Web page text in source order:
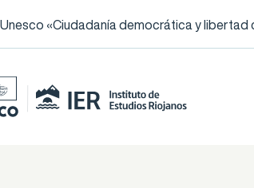
«Ciudadanía democrática y libertad